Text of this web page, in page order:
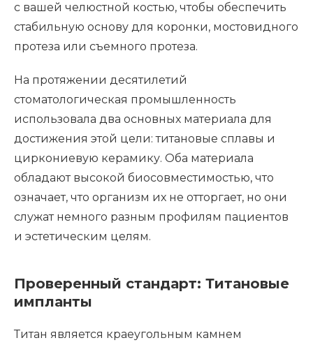
с вашей челюстной костью, чтобы обеспечить
стабильную основу для коронки, мостовидного
протеза или съемного протеза.
На протяжении десятилетий
стоматологическая промышленность
использовала два основных материала для
достижения этой цели: титановые сплавы и
циркониевую керамику. Оба материала
обладают высокой биосовместимостью, что
означает, что организм их не отторгает, но они
служат немного разным профилям пациентов
и эстетическим целям.
Проверенный стандарт: Титановые
импланты
Титан является краеугольным камнем